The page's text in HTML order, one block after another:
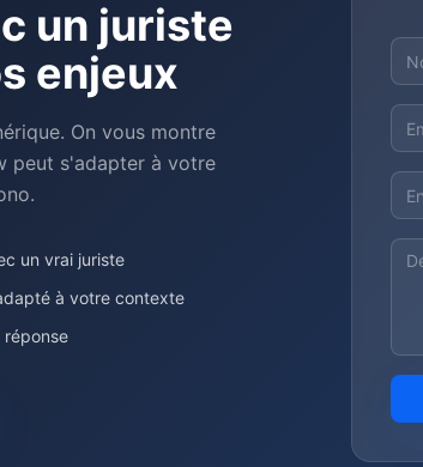
un juriste
enjeux
On vous montre
peut s'adapter à votre
un vrai juriste
à votre contexte
réponse